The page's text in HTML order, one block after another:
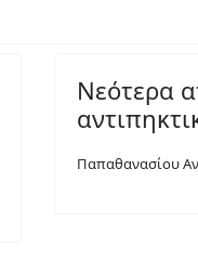
Νεότερα
Παπαθανασίου